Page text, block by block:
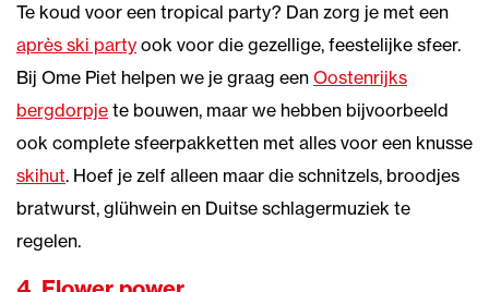
Te koud voor een tropical party? Dan zorg je met een
après ski party ook voor die gezellige, feestelijke sfeer.
Bij Ome Piet helpen we je graag een Oostenrijks
bergdorpje te bouwen, maar we hebben bijvoorbeeld
ook complete sfeerpakketten met alles voor een knusse
skihut. Hoef je zelf alleen maar die schnitzels, broodjes
bratwurst, glühwein en Duitse schlagermuziek te
regelen.